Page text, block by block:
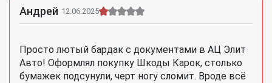
Андрей 12.06.2025
Просто лютый бардак с документами в АЦ Элит
Авто! Оформлял покупку Шкоды Карок, столько
бумажек подсунули, черт ногу сломит. Вроде всё